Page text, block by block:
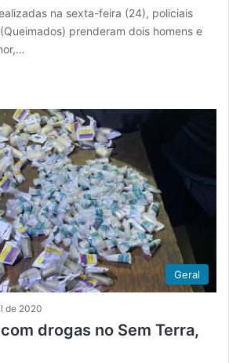
na sexta-feira (24), policiais
prenderam dois homens e
Geral
de 2020
drogas no Sem Terra,